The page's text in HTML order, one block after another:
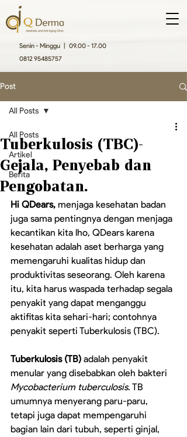
Senin - Minggu | 09.00 - 17.00
0812 95485757
Post
All Posts
Artikel
Berita
All Posts
Tuberkulosis (TBC)-
Gejala, Penyebab dan
Pengobatan.
Hi QDears, menjaga kesehatan badan
juga sama pentingnya dengan menjaga
kecantikan kita lho, QDears karena
kesehatan adalah aset berharga yang
memengaruhi kualitas hidup dan
produktivitas seseorang. Oleh karena
itu, kita harus waspada terhadap segala
penyakit yang dapat menganggu
aktifitas kita sehari-hari; contohnya
penyakit seperti Tuberkulosis (TBC).
Tuberkulosis (TB) adalah penyakit
menular yang disebabkan oleh bakteri
Mycobacterium tuberculosis. TB
umumnya menyerang paru-paru,
tetapi juga dapat mempengaruhi
bagian lain dari tubuh, seperti ginjal,